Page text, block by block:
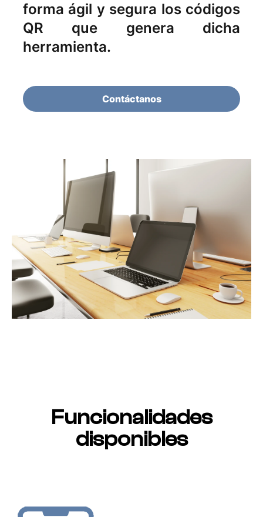
forma ágil y segura los códigos
QR que genera dicha
herramienta.
Contáctanos
Funcionalidades
disponibles